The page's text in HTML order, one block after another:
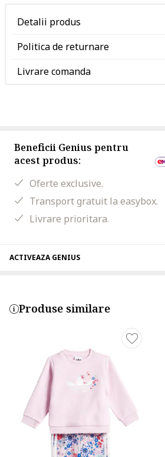
Detalii produs
Politica de returnare
Livrare comanda
Beneficii Genius pentru
acest produs:
Oferte exclusive.
Transport gratuit la easybox.
Livrare prioritara.
ACTIVEAZA GENIUS
Produse similare